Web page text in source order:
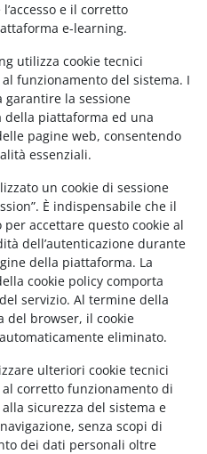
e il corretto
e-learning.
utilizza cookie tecnici
funzionamento del sistema. I
garantire la sessione
della piattaforma ed una
pagine web, consentendo
essenziali.
un cookie di sessione
È indispensabile che il
accettare questo cookie al
dell’autenticazione durante
della piattaforma. La
cookie policy comporta
servizio. Al termine della
del browser, il cookie
eliminato.
ulteriori cookie tecnici
corretto funzionamento di
sicurezza del sistema e
senza scopi di
dei dati personali oltre